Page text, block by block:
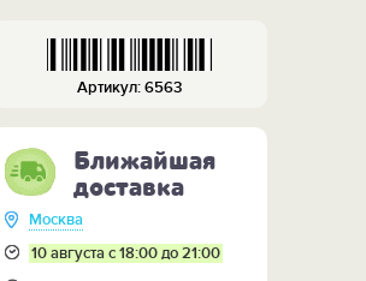
Артикул: 6563
Ближайшая
доставка
Москва
10 августа с 18:00 до 21:00